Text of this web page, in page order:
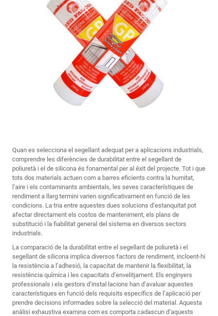
Quan es selecciona el segellant adequat per a aplicacions industrials,
comprendre les diferències de durabilitat entre el segellant de
poliuretà i el de silicona és fonamental per al èxit del projecte. Tot i que
tots dos materials actuen com a barres eficients contra la humitat,
l’aire i els contaminants ambientals, les seves característiques de
rendiment a llarg termini varien significativament en funció de les
condicions. La tria entre aquestes dues solucions d’estanquitat pot
afectar directament els costos de manteniment, els plans de
substitució i la fiabilitat general del sistema en diversos sectors
industrials.
La comparació de la durabilitat entre el segellant de poliuretà i el
segellant de silicona implica diversos factors de rendiment, incloent-hi
la resistència a l’adhesió, la capacitat de mantenir la flexibilitat, la
resistència química i les capacitats d’envelitjament. Els enginyers
professionals i els gestors d’instal·lacions han d’avaluar aquestes
característiques en funció dels requisits específics de l’aplicació per
prendre decisions informades sobre la selecció del material. Aquesta
anàlisi exhaustiva examina com es comporta cadascun d’aquests